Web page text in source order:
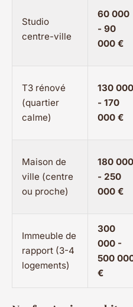
Studio
centre-ville
60 000
- 90
000 €
T3 rénové
(quartier
calme)
130 000
- 170
000 €
Maison de
ville (centre
ou proche)
180 000
- 250
000 €
Immeuble de
rapport (3-4
logements)
300
000 -
500
€